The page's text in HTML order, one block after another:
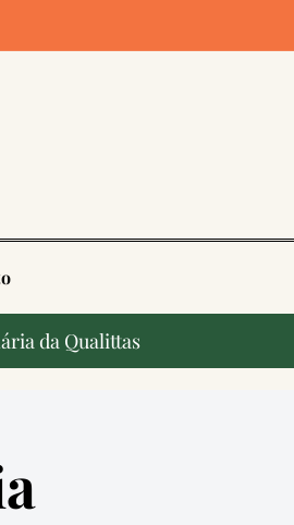
da Qualittas